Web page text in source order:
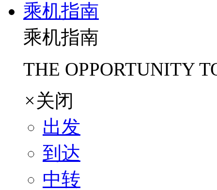
乘机指南
乘机指南
THE OPPORTUNITY
×关闭
出发
到达
中转